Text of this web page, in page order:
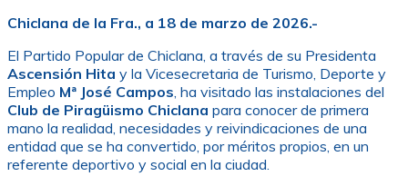
Chiclana de la Fra., a 18 de marzo de 2026.-
El Partido Popular de Chiclana, a través de su Presidenta
Ascensión Hita y la Vicesecretaria de Turismo, Deporte y
Empleo Mª José Campos , ha visitado las instalaciones del
Club de Piragüismo Chiclana para conocer de primera
mano la realidad, necesidades y reivindicaciones de una
entidad que se ha convertido, por méritos propios, en un
referente deportivo y social en la ciudad.